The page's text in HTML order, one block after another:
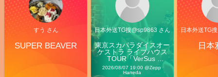
すう さん
SUPER BEAVER
日本外送TG搜@sp9863 さん
東京スカパラダイスオー
ケストラ ライブハウス
TOUR「VerSus
Carnival」
2026/08/07 19:00 @Zepp
Haneda
日本外送TG
日本